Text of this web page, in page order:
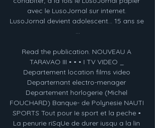
avec le LusoJornal sur internet.
LusoJornal devient adolescent… 15 ans se
…
Read the publication. NOUVEAU A
TARAVAO III • • • I TV VIDEO _
Departement location films video
Departernant electro-menager
Departement horlogerie (Michel
FOUCHARD) Banque- de Polynesie NAUTI
SPORTS Tout pour Ie sport et la peche •
La penurie riSqUe de durer iusqu a la lin